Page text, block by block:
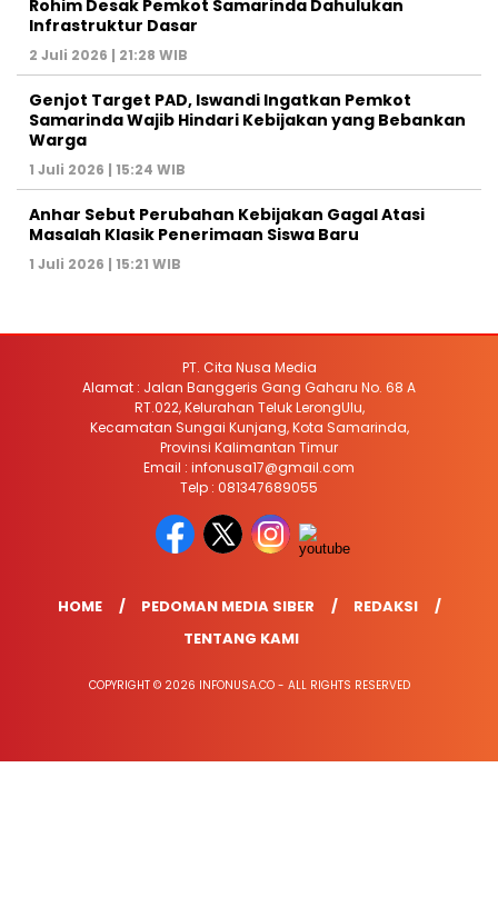
Rohim Desak Pemkot Samarinda Dahulukan
Infrastruktur Dasar
2 Juli 2026 | 21:28 WIB
Genjot Target PAD, Iswandi Ingatkan Pemkot
Samarinda Wajib Hindari Kebijakan yang Bebankan
Warga
1 Juli 2026 | 15:24 WIB
Anhar Sebut Perubahan Kebijakan Gagal Atasi
Masalah Klasik Penerimaan Siswa Baru
1 Juli 2026 | 15:21 WIB
PT. Cita Nusa Media
Alamat : Jalan Banggeris Gang Gaharu No. 68 A
RT.022, Kelurahan Teluk LerongUlu,
Kecamatan Sungai Kunjang, Kota Samarinda,
Provinsi Kalimantan Timur
Email : infonusa17@gmail.com
Telp : 081347689055
HOME PEDOMAN MEDIA SIBER
REDAKSI
TENTANG KAMI
COPYRIGHT © 2026 INFONUSA.CO - ALL RIGHTS RESERVED